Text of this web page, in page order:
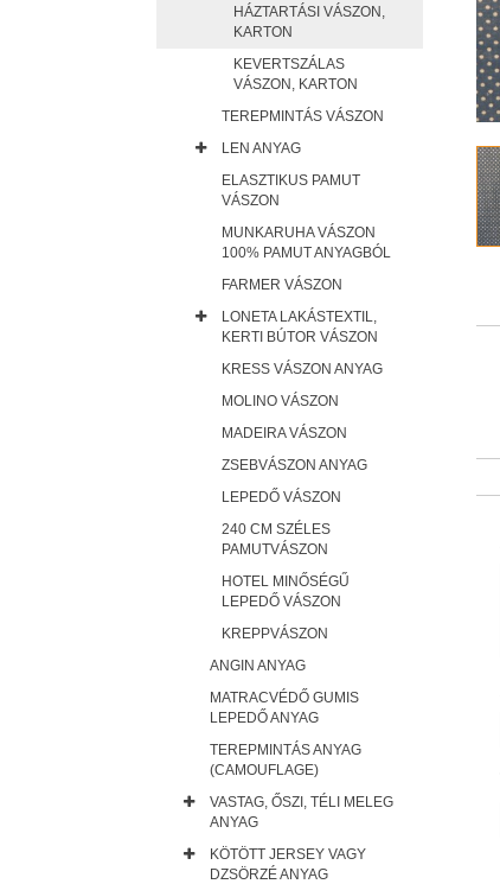
HÁZTARTÁSI VÁSZON,
KARTON
KEVERTSZÁLAS
VÁSZON, KARTON
TEREPMINTÁS VÁSZON
LEN ANYAG
ELASZTIKUS PAMUT
VÁSZON
MUNKARUHA VÁSZON
100% PAMUT ANYAGBÓL
FARMER VÁSZON
LONETA LAKÁSTEXTIL,
KERTI BÚTOR VÁSZON
KRESS VÁSZON ANYAG
MOLINO VÁSZON
MADEIRA VÁSZON
ZSEBVÁSZON ANYAG
LEPEDŐ VÁSZON
240 CM SZÉLES
PAMUTVÁSZON
HOTEL MINŐSÉGŰ
LEPEDŐ VÁSZON
KREPPVÁSZON
ANGIN ANYAG
MATRACVÉDŐ GUMIS
LEPEDŐ ANYAG
TEREPMINTÁS ANYAG
(CAMOUFLAGE)
VASTAG, ŐSZI, TÉLI MELEG
ANYAG
KÖTÖTT JERSEY VAGY
DZSÖRZÉ ANYAG